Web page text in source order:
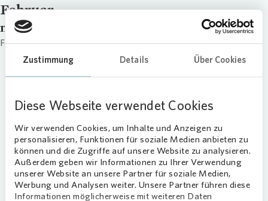
Zustimmung Details Über Cookies
Diese Webseite verwendet Cookies
Wir verwenden Cookies, um Inhalte und Anzeigen zu
personalisieren, Funktionen für soziale Medien anbieten zu
können und die Zugriffe auf unsere Website zu analysieren.
Außerdem geben wir Informationen zu Ihrer Verwendung
unserer Website an unsere Partner für soziale Medien,
Werbung und Analysen weiter. Unsere Partner führen diese
Informationen möglicherweise mit weiteren Daten
Februar
name
Februar